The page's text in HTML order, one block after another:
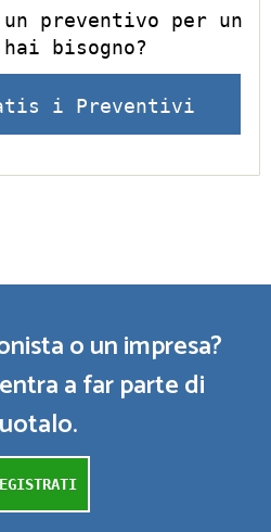
preventivo per un
bisogno?
i Preventivi
o un impresa?
a far parte di